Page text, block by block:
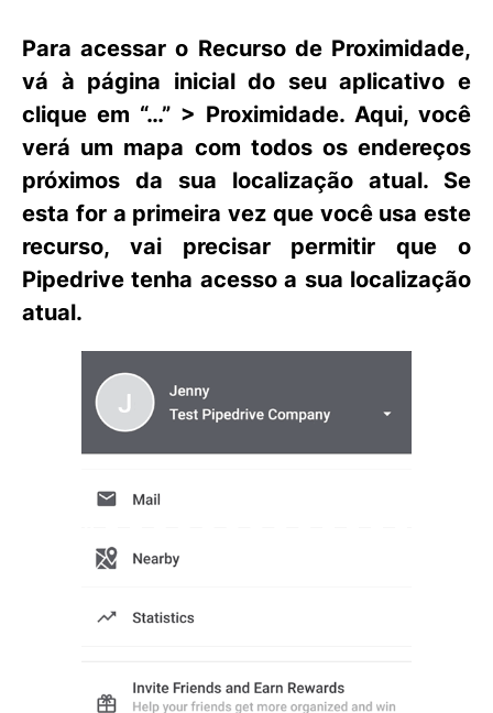
Para acessar o Recurso de Proximidade,
vá à página inicial do seu aplicativo e
clique em “…” > Proximidade. Aqui, você
verá um mapa com todos os endereços
próximos da sua localização atual. Se
esta for a primeira vez que você usa este
recurso, vai precisar permitir que o
Pipedrive tenha acesso a sua localização
atual.